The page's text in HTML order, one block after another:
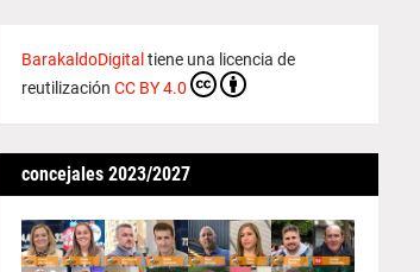
BarakaldoDigital tiene una licencia de
reutilización CC BY 4.0
concejales 2023/2027